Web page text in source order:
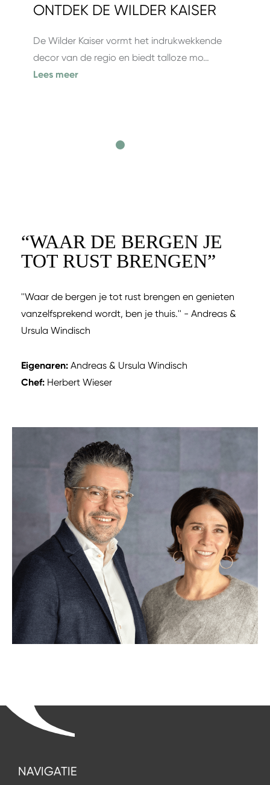
ONTDEK DE WILDER KAISER
De Wilder Kaiser vormt het indrukwekkende
decor van de regio en biedt talloze mo…
Lees meer
“WAAR DE BERGEN JE
TOT RUST BRENGEN”
''Waar de bergen je tot rust brengen en genieten
vanzelfsprekend wordt, ben je thuis.'' - Andreas &
Ursula Windisch
Eigenaren: Andreas & Ursula Windisch
Chef: Herbert Wieser
NAVIGATIE